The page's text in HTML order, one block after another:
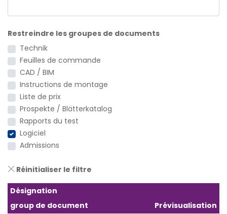
Restreindre les groupes de documents
Technik
Feuilles de commande
CAD / BIM
Instructions de montage
Liste de prix
Prospekte / Blätterkatalog
Rapports du test
Logiciel
Admissions
Réinitialiser le filtre
Désignation
group de document
Prévisualisation